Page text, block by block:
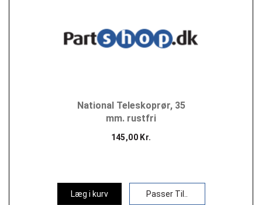
National Teleskoprør, 35
mm. rustfri
145,00 Kr.
Læg i kurv Passer Til..